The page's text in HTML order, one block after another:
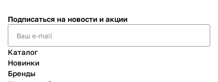
Подписаться на новости и акции
Каталог
Новинки
Бренды